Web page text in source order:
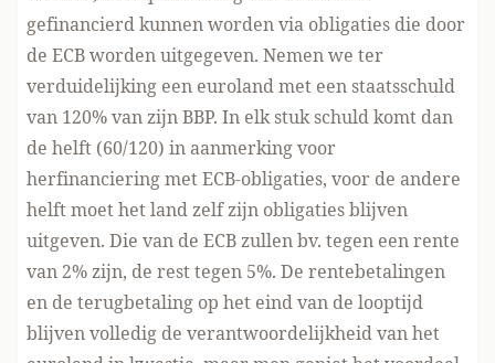
gefinancierd kunnen worden via obligaties die door
de ECB worden uitgegeven. Nemen we ter
verduidelijking een euroland met een staatsschuld
van 120% van zijn BBP. In elk stuk schuld komt dan
de helft (60/120) in aanmerking voor
herfinanciering met ECB-obligaties, voor de andere
helft moet het land zelf zijn obligaties blijven
uitgeven. Die van de ECB zullen bv. tegen een rente
van 2% zijn, de rest tegen 5%. De rentebetalingen
en de terugbetaling op het eind van de looptijd
blijven volledig de verantwoordelijkheid van het